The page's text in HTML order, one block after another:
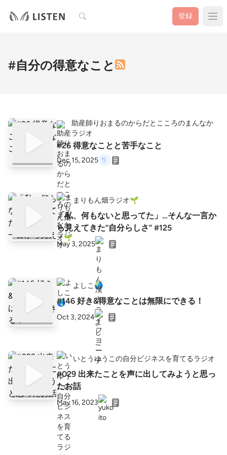
検索 登録
#自分の得意なこと
助産師りおまるのからだとこころのまんなか
ラジオ
#26 得意なことと苦手なこと
Dec 15, 2025
まりもん畑ラジオ🌱
「私、何もないと思ってた」…そんな一言か
ら見えてきた“自分らしさ” #125
May 3, 2025
よしこ🌏
#146 好き&得意なことは無限にできる！
Oct 3, 2024
いとうゆうこの自分ビジネスを育てるラジオ
#029 出来たことを声に出してみようと思っ
たお話
May 16, 2023